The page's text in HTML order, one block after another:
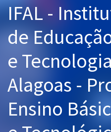
Cursos 20% OFF
Pós
Graduação
OAB
Mentorias
Questões grátis
IFAL -
de
e
Alagoas -
Ensino